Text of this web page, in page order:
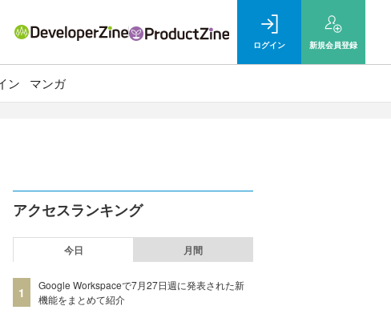
ログイン 新規会員登録
ン マンガ
アクセスランキング
今日 月間
1
Google Workspaceで7月27日週に発表された新
機能をまとめて紹介